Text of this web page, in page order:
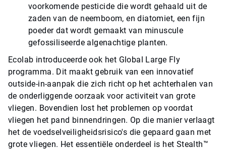
voorkomende pesticide die wordt gehaald uit de
zaden van de neemboom, en diatomiet, een fijn
poeder dat wordt gemaakt van minuscule
gefossiliseerde algenachtige planten.
Ecolab introduceerde ook het Global Large Fly
programma. Dit maakt gebruik van een innovatief
outside-in-aanpak die zich richt op het achterhalen van
de onderliggende oorzaak voor activiteit van grote
vliegen. Bovendien lost het problemen op voordat
vliegen het pand binnendringen. Op die manier verlaagt
het de voedselveiligheidsrisico's die gepaard gaan met
grote vliegen. Het essentiële onderdeel is het Stealth™